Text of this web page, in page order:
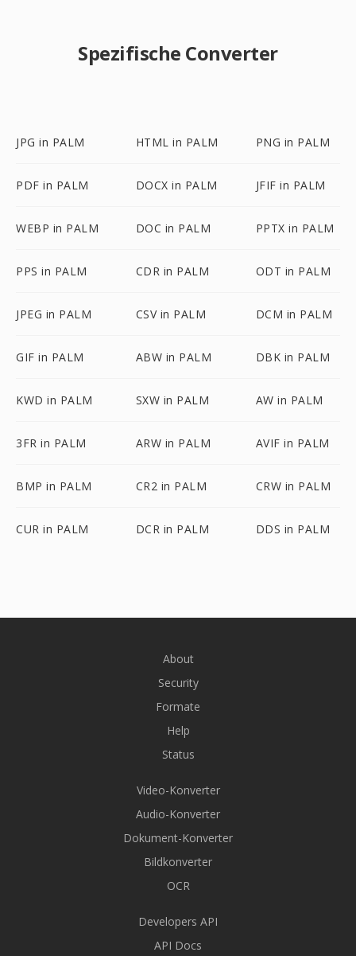
Spezifische Converter
JPG in PALM HTML in PALM PNG in PALM
PDF in PALM DOCX in PALM JFIF in PALM
WEBP in PALM DOC in PALM PPTX in PALM
PPS in PALM CDR in PALM ODT in PALM
JPEG in PALM CSV in PALM DCM in PALM
GIF in PALM ABW in PALM DBK in PALM
KWD in PALM SXW in PALM AW in PALM
3FR in PALM ARW in PALM AVIF in PALM
BMP in PALM CR2 in PALM CRW in PALM
CUR in PALM DCR in PALM DDS in PALM
About
Security
Formate
Help
Status
Video-Konverter
Audio-Konverter
Dokument-Konverter
Bildkonverter
OCR
Developers API
API Docs